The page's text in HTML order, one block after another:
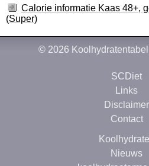
Calorie informatie Kaas 48+,
(Super)
© 2026
SCDiet
Links
Disclaimer
Contact
Nieuws